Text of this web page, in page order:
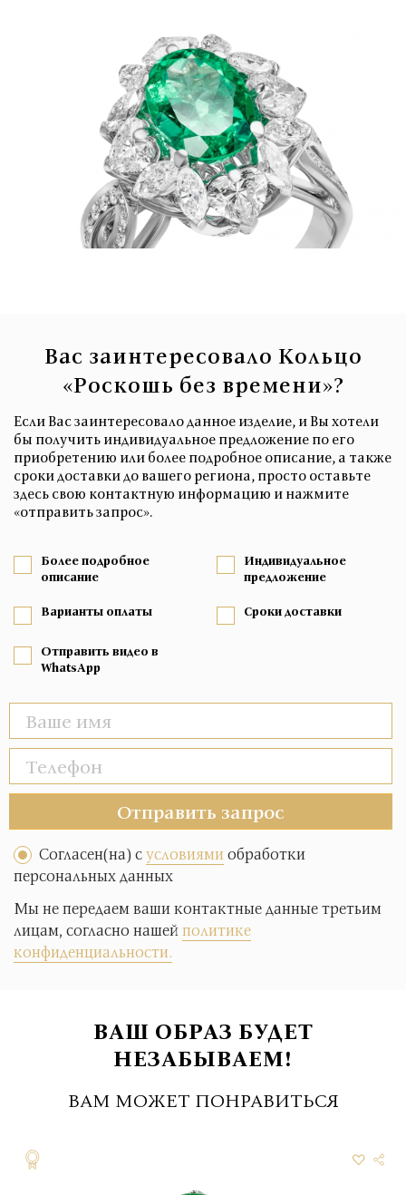
Вас заинтересовало Кольцо
«Роскошь без времени»?
Если Вас заинтересовало данное изделие, и Вы хотели
бы получить индивидуальное предложение по его
приобретению или более подробное описание, а также
сроки доставки до вашего региона, просто оставьте
здесь свою контактную информацию и нажмите
«отправить запрос».
Более подробное
описание
Индивидуальное
предложение
Варианты оплаты Сроки доставки
Отправить видео в
WhatsApp
Отправить запрос
Согласен(на) сусловиямиобработки
персональных данных
Мы не передаем ваши контактные данные третьим
лицам, согласно нашейполитике
конфиденциальности.
ВАШ ОБРАЗ БУДЕТ
НЕЗАБЫВАЕМ!
ВАМ МОЖЕТ ПОНРАВИТЬСЯ